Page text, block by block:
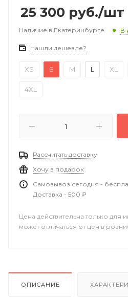
25 300 руб./шт
Наличие в Екатеринбурге В
Нашли дешевле?
XS S M L XL
4XL
Рассчитать доставку
Хочу в подарок
Самовывоз сегодня -
Доставка - 500 ₽
Цена действительна только для
может отличаться от цен в
ОПИСАНИЕ